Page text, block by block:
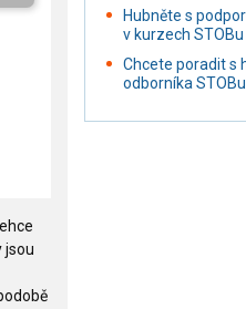
jsou
Hubněte s
v kurzech STOBu
Chcete poradit s
odborníka